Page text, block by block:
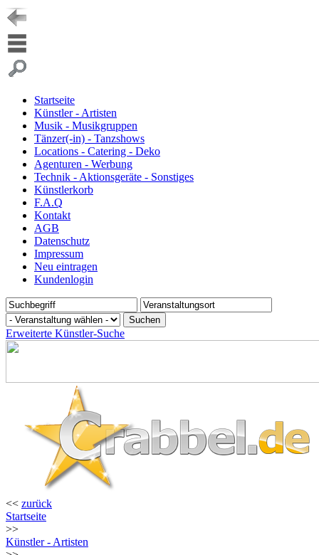
Startseite
Künstler - Artisten
Musik - Musikgruppen
Tänzer(-in) - Tanzshows
Locations - Catering - Deko
Agenturen - Werbung
Technik - Aktionsgeräte - Sonstiges
Künstlerkorb
F.A.Q
Kontakt
AGB
Datenschutz
Impressum
Neu eintragen
Kundenlogin
Erweiterte Künstler-Suche
<< zurück
Startseite
>>
Künstler - Artisten